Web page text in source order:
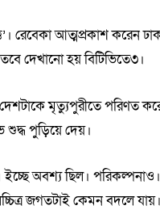
রেবেকা আত্মপ্রকাশ করেন
দেখানো হয় বিটিভিতে৩।
মৃত্যুপুরীতে পরিণত
শুদ্ধ পুড়িয়ে দেয়।
অবশ্য ছিল।
জগতটাই কেমন বদলে যায়।